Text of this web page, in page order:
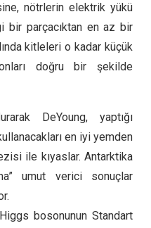
nötrlerin elektrik yükü
bir parçacıktan en az bir
kitleleri o kadar küçük
doğru bir şekilde
DeYoung, yaptığı
en iyi yemden
ile kıyaslar. Antarktika
umut verici sonuçlar
bosonunun Standart